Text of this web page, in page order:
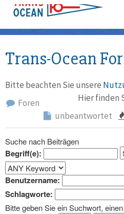
Trans-Ocean
Bitte beachten Sie unsere
Hier finden
Foren
unbeantwortet
Suche nach Beiträgen
Begriff(e):
Benutzername:
Schlagworte:
Bitte geben Sie ein Suchwort,